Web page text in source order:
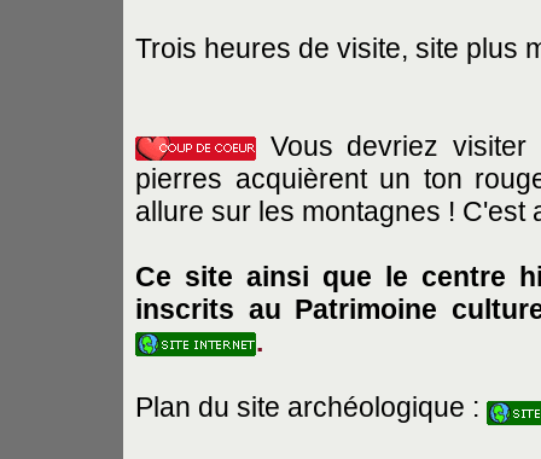
Trois heures de visite, site plus
Vous devriez
pierres acquièrent un ton
allure sur les montagnes ! C'est
Ce site ainsi que le centre
inscrits au Patrimoine
.
Plan du site archéologique :